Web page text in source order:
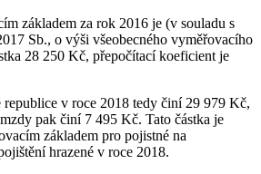
základem za rok 2016 je (v souladu s
Sb., o výši všeobecného vyměřovacího
28 250 Kč, přepočítací koeficient je
republice v roce 2018 tedy činí 29 979 Kč,
pak činí 7 495 Kč. Tato částka je
základem pro pojistné na
hrazené v roce 2018.